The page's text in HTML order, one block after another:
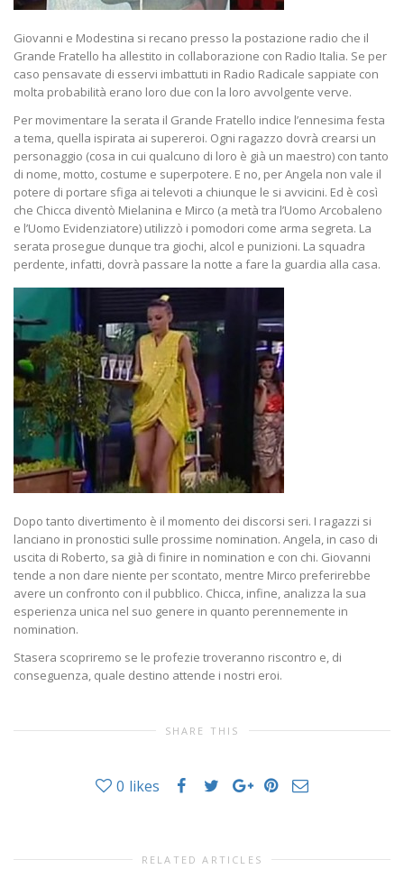
Giovanni e Modestina si recano presso la postazione radio che il
Grande Fratello ha allestito in collaborazione con Radio Italia. Se per
caso pensavate di esservi imbattuti in Radio Radicale sappiate con
molta probabilità erano loro due con la loro avvolgente verve.
Per movimentare la serata il Grande Fratello indice l’ennesima festa
a tema, quella ispirata ai supereroi. Ogni ragazzo dovrà crearsi un
personaggio (cosa in cui qualcuno di loro è già un maestro) con tanto
di nome, motto, costume e superpotere. E no, per Angela non vale il
potere di portare sfiga ai televoti a chiunque le si avvicini. Ed è così
che Chicca diventò Mielanina e Mirco (a metà tra l’Uomo Arcobaleno
e l’Uomo Evidenziatore) utilizzò i pomodori come arma segreta. La
serata prosegue dunque tra giochi, alcol e punizioni. La squadra
perdente, infatti, dovrà passare la notte a fare la guardia alla casa.
Dopo tanto divertimento è il momento dei discorsi seri. I ragazzi si
lanciano in pronostici sulle prossime nomination. Angela, in caso di
uscita di Roberto, sa già di finire in nomination e con chi. Giovanni
tende a non dare niente per scontato, mentre Mirco preferirebbe
avere un confronto con il pubblico. Chicca, infine, analizza la sua
esperienza unica nel suo genere in quanto perennemente in
nomination.
Stasera scopriremo se le profezie troveranno riscontro e, di
conseguenza, quale destino attende i nostri eroi.
SHARE THIS
0 likes
RELATED ARTICLES